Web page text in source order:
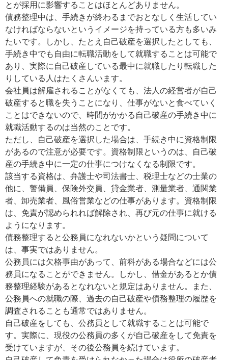
とが採用に影響することはほとんどありません。
債務整理中は、手続きが終わるまでおとなしく生活してい
なければならないというイメージを持っている方も多いみ
たいです。しかし、たとえ自己破産を選択したとしても、
手続き中でも自由に転職活動をして就職することは可能で
あり、実際に自己破産している最中に就職したり転職した
りしている人はたくさんいます。
会社員は解雇されることがなくても、法人の経営者が自己
破産すると職を失うことになり、仕事がないと食べていく
ことはできないので、時間がかかる自己破産の手続き中に
就職活動するのは当然のことです。
ただし、自己破産を選択した場合は、手続き中に資格制限
があるので注意が必要です。資格制限というのは、自己破
産の手続き中に一定の仕事につけなくなる制限です。
該当する資格は、弁護士や司法書士、税理士などの士業の
他に、警備員、保険外交員、貸金業者、測量業者、通関業
者、卸売業者、風俗営業などの仕事があります。資格制限
は、免責が認められれば解除され、再び元の仕事に就ける
ようになります。
債務整理すると公務員になれないかという疑問について
は、事実ではありません。
公務員には欠格事由があって、前科がある場合などには公
務員になることができません。しかし、借金があるとか債
務整理経験があるとなれないと規定はありません。また、
公務員への就職の際、過去の自己破産や債務整理の履歴を
調査されることも通常ではありません。
自己破産をしても、公務員として就職することは可能で
す。実際に、現役の公務員の多くが自己破産をして免責を
受けていますが、その後公務員を続けています。